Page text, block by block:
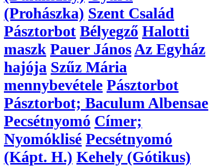
(Prohászka) Szent Család
Pásztorbot Bélyegző Halotti
maszk Pauer JánosAz Egyház
hajója Szűz Mária
mennybevétele Pásztorbot
Pásztorbot; Baculum Albensae
Pecsétnyomó Címer;
Nyomóklisé Pecsétnyomó
(Kápt. H.) Kehely (Gótikus)